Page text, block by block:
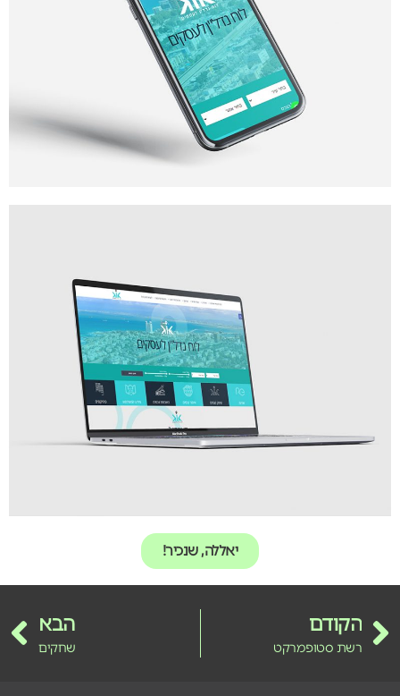
יאללה, שנכיר!
הקודם
רשת סטופמרקט
הבא
שחקים